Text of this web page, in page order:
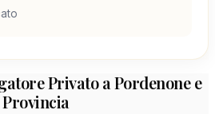
Privato a Pordenone e
Provincia